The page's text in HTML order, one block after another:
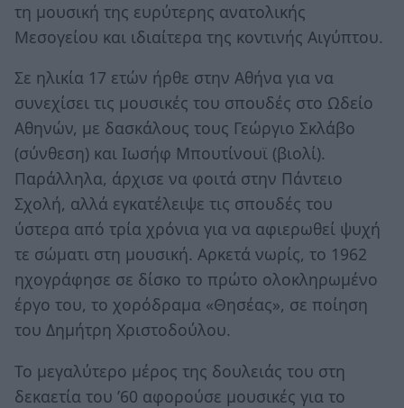
τη μουσική της ευρύτερης ανατολικής
Μεσογείου και ιδιαίτερα της κοντινής Αιγύπτου.
Σε ηλικία 17 ετών ήρθε στην Αθήνα για να
συνεχίσει τις μουσικές του σπουδές στο Ωδείο
Αθηνών, με δασκάλους τους Γεώργιο Σκλάβο
(σύνθεση) και Ιωσήφ Μπουτίνουϊ (βιολί).
Παράλληλα, άρχισε να φοιτά στην Πάντειο
Σχολή, αλλά εγκατέλειψε τις σπουδές του
ύστερα από τρία χρόνια για να αφιερωθεί ψυχή
τε σώματι στη μουσική. Αρκετά νωρίς, το 1962
ηχογράφησε σε δίσκο το πρώτο ολοκληρωμένο
έργο του, το χορόδραμα «Θησέας», σε ποίηση
του Δημήτρη Χριστοδούλου.
Το μεγαλύτερο μέρος της δουλειάς του στη
δεκαετία του ’60 αφορούσε μουσικές για το